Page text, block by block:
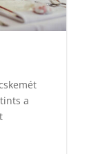
a